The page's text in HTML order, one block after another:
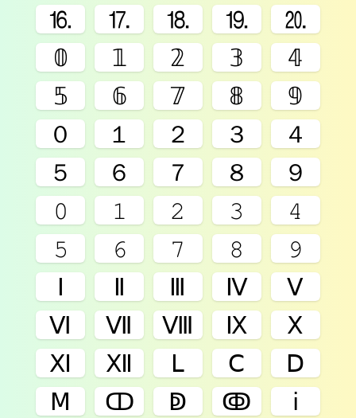
⒗ ⒘ ⒙ ⒚
⒛
𝟘
𝟙 𝟚 𝟛
𝟜
𝟝
𝟞 𝟟 𝟠
𝟡
０
１ ２ ３
４
５
６ ７ ８
９
𝟶
𝟷 𝟸 𝟹
𝟺
𝟻
𝟼 𝟽 𝟾
𝟿
Ⅰ
Ⅱ Ⅲ Ⅳ
Ⅴ
Ⅵ
Ⅶ Ⅷ Ⅸ
Ⅹ
Ⅺ
Ⅻ Ⅼ Ⅽ
Ⅾ
Ⅿ
ↀ ↁ ↂ
ⅰ